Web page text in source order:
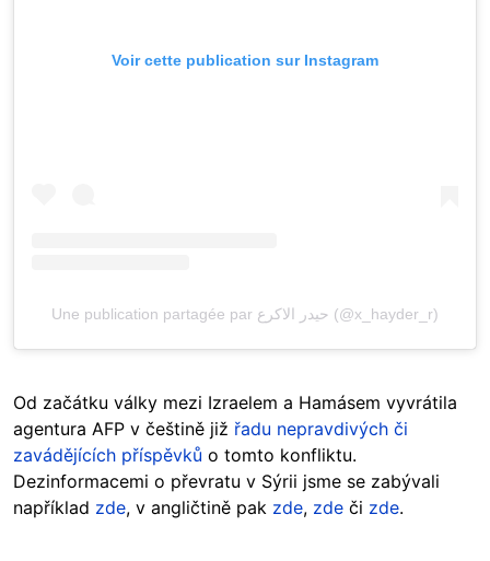
Voir cette publication sur Instagram
Une publication partagée par حيدر الاكرع (@x_hayder_r)
Od začátku války mezi Izraelem a Hamásem vyvrátila
agentura AFP v češtině již řadu nepravdivých či
zavádějících příspěvků o tomto konfliktu.
Dezinformacemi o převratu v Sýrii jsme se zabývali
například zde, v angličtině pak zde, zde či zde.